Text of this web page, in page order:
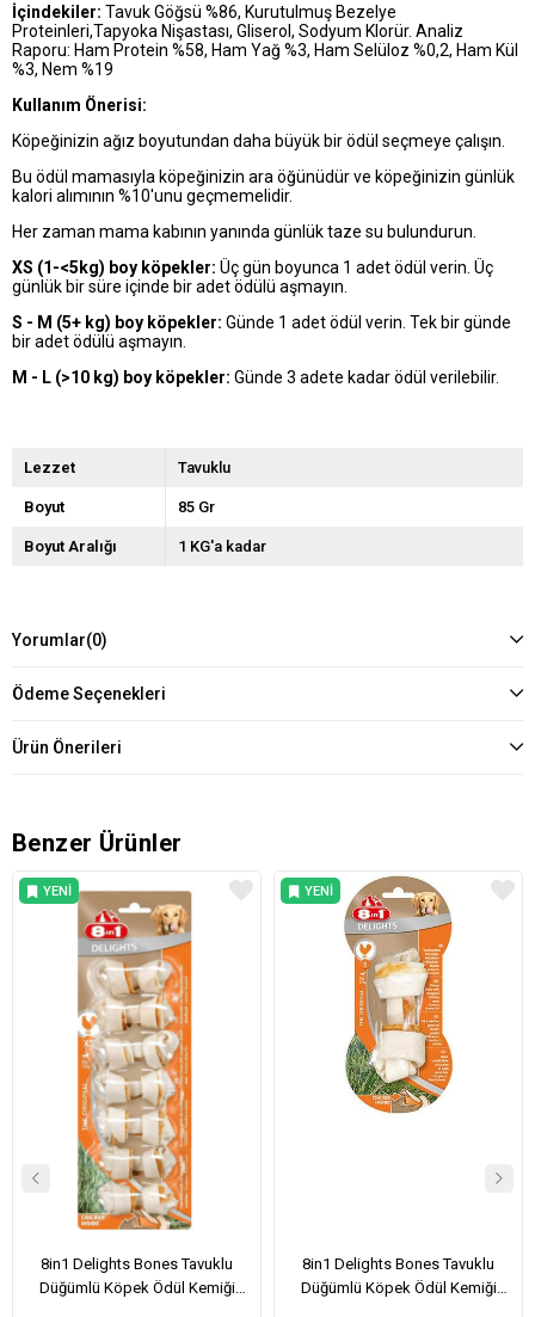
İçindekiler: Tavuk Göğsü %86, Kurutulmuş Bezelye
Proteinleri,Tapyoka Nişastası, Gliserol, Sodyum Klorür. Analiz
Raporu: Ham Protein %58, Ham Yağ %3, Ham Selüloz %0,2, Ham Kül
%3, Nem %19
Kullanım Önerisi:
Köpeğinizin ağız boyutundan daha büyük bir ödül seçmeye çalışın.
Bu ödül mamasıyla köpeğinizin ara öğünüdür ve köpeğinizin günlük
kalori alımının %10'unu geçmemelidir.
Her zaman mama kabının yanında günlük taze su bulundurun.
XS (1-<5kg) boy köpekler: Üç gün boyunca 1 adet ödül verin. Üç
günlük bir süre içinde bir adet ödülü aşmayın.
S - M (5+ kg) boy köpekler: Günde 1 adet ödül verin. Tek bir günde
bir adet ödülü aşmayın.
M - L (>10 kg) boy köpekler: Günde 3 adete kadar ödül verilebilir.
Lezzet Tavuklu
Boyut 85 Gr
Boyut Aralığı 1 KG'a kadar
Yorumlar(0)
Ödeme Seçenekleri
Ürün Önerileri
Benzer Ürünler
8in1 Delights Bones Tavuklu
Düğümlü Köpek Ödül Kemiği
YENI
8in1 Delights Bones Tavuklu
Düğümlü Köpek Ödül Kemiği
YENI